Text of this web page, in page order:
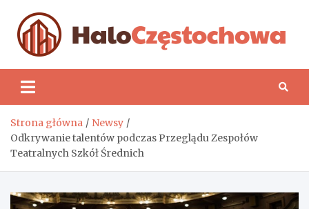
content
Strona główna
Newsy
Odkrywanie talentów podczas Przeglądu Zespołów
Teatralnych Szkół Średnich